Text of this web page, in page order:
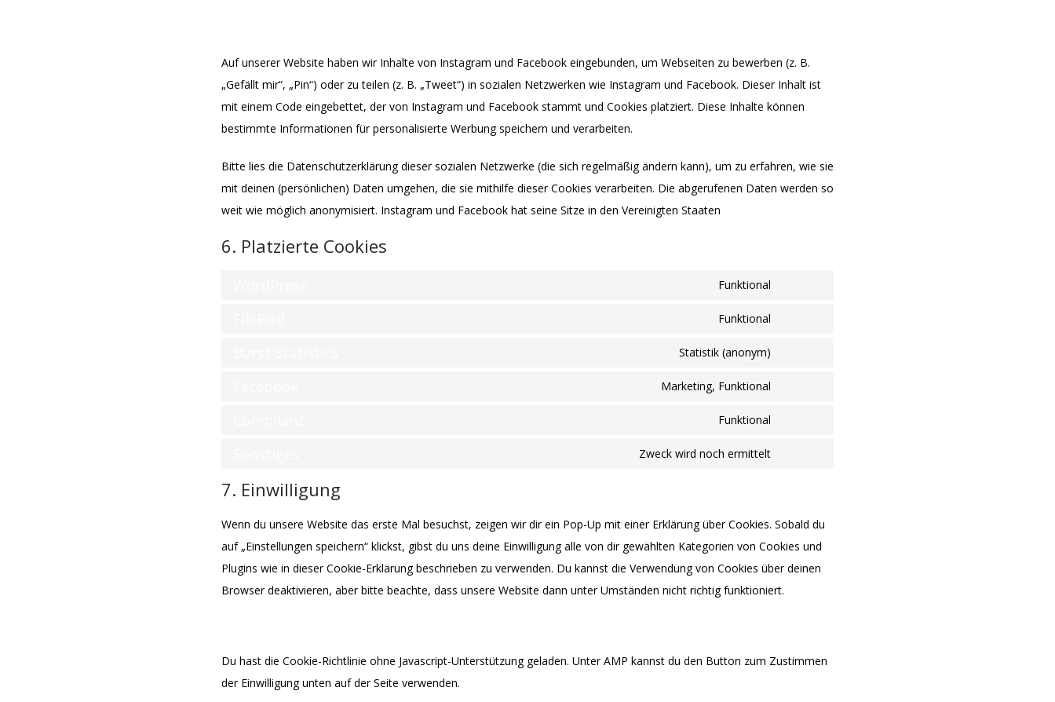
Auf unserer Website haben wir Inhalte von Instagram und Facebook eingebunden, um Webseiten zu bewerben (z. B.
„Gefällt mir“, „Pin“) oder zu teilen (z. B. „Tweet“) in sozialen Netzwerken wie Instagram und Facebook. Dieser Inhalt ist
mit einem Code eingebettet, der von Instagram und Facebook stammt und Cookies platziert. Diese Inhalte können
bestimmte Informationen für personalisierte Werbung speichern und verarbeiten.
Bitte lies die Datenschutzerklärung dieser sozialen Netzwerke (die sich regelmäßig ändern kann), um zu erfahren, wie sie
mit deinen (persönlichen) Daten umgehen, die sie mithilfe dieser Cookies verarbeiten. Die abgerufenen Daten werden so
weit wie möglich anonymisiert. Instagram und Facebook hat seine Sitze in den Vereinigten Staaten
6. Platzierte Cookies
Funktional
Funktional
Statistik (anonym)
Marketing, Funktional
Funktional
Zweck wird noch ermittelt
sonstiges
7. Einwilligung
Wenn du unsere Website das erste Mal besuchst, zeigen wir dir ein Pop-Up mit einer Erklärung über Cookies. Sobald du
auf „Einstellungen speichern“ klickst, gibst du uns deine Einwilligung alle von dir gewählten Kategorien von Cookies und
Plugins wie in dieser Cookie-Erklärung beschrieben zu verwenden. Du kannst die Verwendung von Cookies über deinen
Browser deaktivieren, aber bitte beachte, dass unsere Website dann unter Umständen nicht richtig funktioniert.
Du hast die Cookie-Richtlinie ohne Javascript-Unterstützung geladen. Unter AMP kannst du den Button zum Zustimmen
der Einwilligung unten auf der Seite verwenden.